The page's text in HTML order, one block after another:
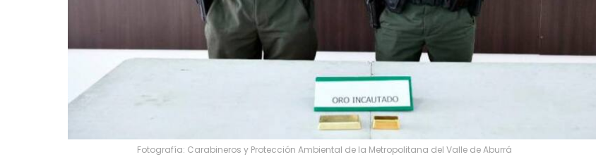
Fotografía: Carabineros y Protección Ambiental de la Metropolitana del Valle de Aburrá